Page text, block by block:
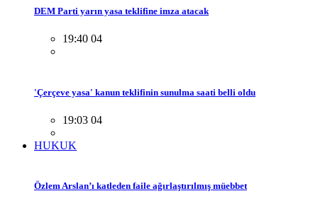
DEM Parti yarın yasa teklifine imza atacak
19:40 04
'Çerçeve yasa' kanun teklifinin sunulma saati belli oldu
19:03 04
HUKUK
Özlem Arslan’ı katleden faile ağırlaştırılmış müebbet